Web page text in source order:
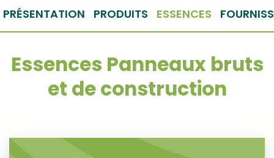
PRÉSENTATION PRODUITS ESSENCES
Essences Panneaux bruts
et de construction